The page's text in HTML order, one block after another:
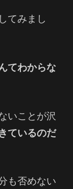
てみまし
てわからな
いことが沢
ているのだ
も否めない